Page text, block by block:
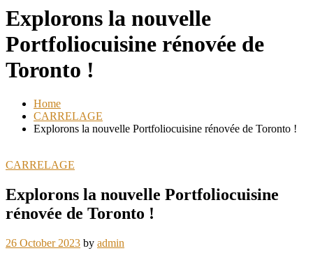
Explorons la nouvelle
Portfoliocuisine rénovée de
Toronto !
Home
CARRELAGE
Explorons la nouvelle Portfoliocuisine rénovée de Toronto !
CARRELAGE
Explorons la nouvelle Portfoliocuisine
rénovée de Toronto !
26 October 2023 by admin